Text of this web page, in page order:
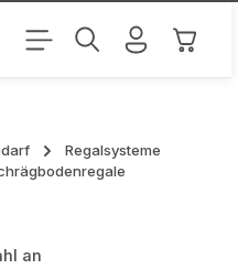
Regalsysteme
an